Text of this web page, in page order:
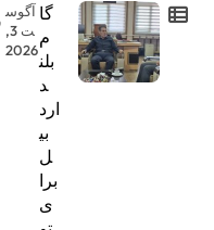
گا
م
بلن
د
ارد
بی
ل
برا
ی
آگوس
ت 3,
2026